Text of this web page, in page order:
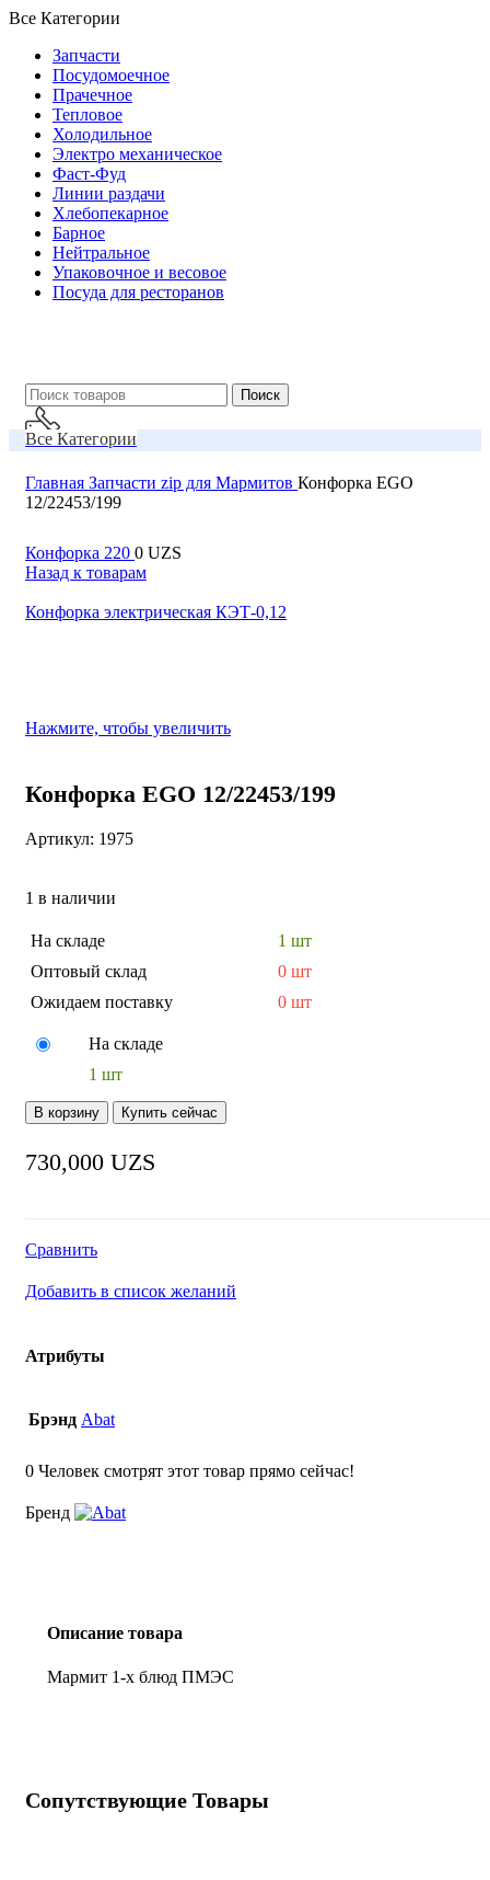
Все Категории
Запчасти
Посудомоечное
Прачечное
Тепловое
Холодильное
Электро механическое
Фаст-Фуд
Линии раздачи
Хлебопекарное
Барное
Нейтральное
Упаковочное и весовое
Посуда для ресторанов
Поиск
Звоните
Напишите нам в телеграм
Меню
Вход / Регистрация
Все Категории
О Компании
Контакты
Доставка и FAQs
Партнеры
Главная Запчасти zip для Мармитов Конфорка EGO
12/22453/199
Конфорка 220 0 UZS
Назад к товарам
Конфорка электрическая КЭТ-0,12
Нажмите, чтобы увеличить
Конфорка EGO 12/22453/199
Артикул: 1975
1 в наличии
На складе
1 шт
Оптовый склад
0 шт
Ожидаем поставку
0 шт
На складе
1 шт
Количество
товара
EGO
В корзину Купить сейчас
730,000 UZS
Сравнить
Добавить в список желаний
Атрибуты
Брэнд Abat
0 Человек смотрят этот товар прямо сейчас!
Бренд
Описание товара
Мармит 1-х блюд ПМЭС
Сопутствующие Товары